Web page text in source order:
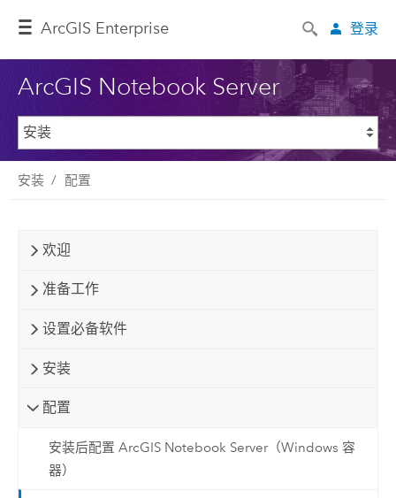
ArcGIS Enterprise 登录
ArcGIS Notebook Server
安装 配置
欢迎
准备工作
设置必备软件
安装
配置
安装后配置 ArcGIS Notebook Server（Windows 容
器）